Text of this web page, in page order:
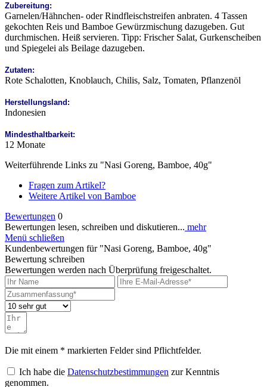
Zubereitung:
Garnelen/Hähnchen- oder Rindfleischstreifen anbraten. 4 Tassen
gekochten Reis und Bamboe Gewürzmischung dazugeben. Gut
durchmischen. Heiß servieren. Tipp: Frischer Salat, Gurkenscheiben
und Spiegelei als Beilage dazugeben.
Zutaten:
Rote Schalotten, Knoblauch, Chilis, Salz, Tomaten, Pflanzenöl
Herstellungsland:
Indonesien
Mindesthaltbarkeit:
12 Monate
Weiterführende Links zu "Nasi Goreng, Bamboe, 40g"
Fragen zum Artikel?
Weitere Artikel von Bamboe
Bewertungen 0
Bewertungen lesen, schreiben und diskutieren... mehr
Menü schließen
Kundenbewertungen für "Nasi Goreng, Bamboe, 40g"
Bewertung schreiben
Bewertungen werden nach Überprüfung freigeschaltet.
Die mit einem * markierten Felder sind Pflichtfelder.
Ich habe die Datenschutzbestimmungen zur Kenntnis
genommen.